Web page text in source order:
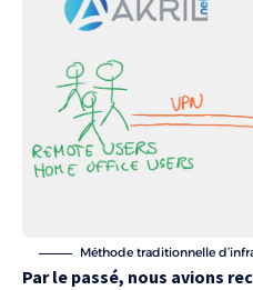
Méthode traditionnelle
Par le passé, nous avions